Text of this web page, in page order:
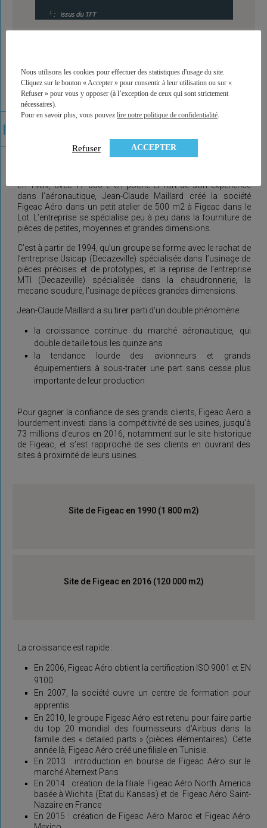
L’HISTOIRE DE FIGEAC AÉRO
En 1989, avec 17 000 € en poche et fort de son expérience
dans l’aéronautique, Jean-Claude Maillard créé la société
Figeac Aéro dans un petit atelier de 500 m2 à Figeac dans le
Lot. L’entreprise se spécialise peu à peu dans la fourniture de
pièces de petites, moyennes et grandes dimensions.
C’est à partir de 1994, qu’un groupe se forme avec le rachat de
l’entreprise Usicap (Decazeville) spécialisée dans l’usinage de
pièces précises et de prototypes, et la reprise de l’entreprise
MTI (Decazeville) spécialisée dans la chaudronnerie, la
mecano soudure, l’usinage de pièces grandes dimensions.
Jean-Claude Maillard a su tirer parti d’un double phénomène:
la croissance continue du marché aéronautique, qui
double de taille tous les quinze ans
la tendance lourde des avionneurs et grands
équipementiers à sous-traiter une part sans cesse plus
importante de leur production
Pour gagner la confiance de ses grands clients, Figeac Aero a
lourdement investi dans la compétitivité de ses usines, jusqu’à
73 millions d’euros en 2016, notamment sur le site historique
de Figeac, et s’est rapproché de ses clients en ouvrant des
sites à proximité de leurs usines.
Site de Figeac en 1990 (1 800 m2)
Site de Figeac en 2016 (120 000 m2)
La croissance est rapide :
En 2006, Figeac Aéro obtient la certification ISO 9001 et EN
9100
En 2007, la société ouvre un centre de formation pour
apprentis
En 2010, le groupe Figeac Aéro est retenu pour faire partie
du top 20 mondial des fournisseurs d’Airbus dans la
famille des « detailed parts » (pièces élémentaires). Cette
année là, Figeac Aéro créé une filiale en Tunisie.
En 2013 : introduction en bourse de Figeac Aéro sur le
marché Alternext Paris
En 2014 : création de la filiale Figeac Aéro North America
basée à Wichita (Etat du Kansas) et de Figeac Aéro Saint-
Nazaire en France
En 2015 : création de Figeac Aéro Maroc et Figeac Aéro
Nous utilisons les cookies pour effectuer des statistiques d'usage du site.
Cliquez sur le bouton « Accepter » pour consentir à leur utilisation ou sur «
Refuser » pour vous y opposer (à l’exception de ceux qui sont strictement
nécessaires).
Pour en savoir plus, vous pouvez lire notre politique de confidentialité.
Refuser ACCEPTER